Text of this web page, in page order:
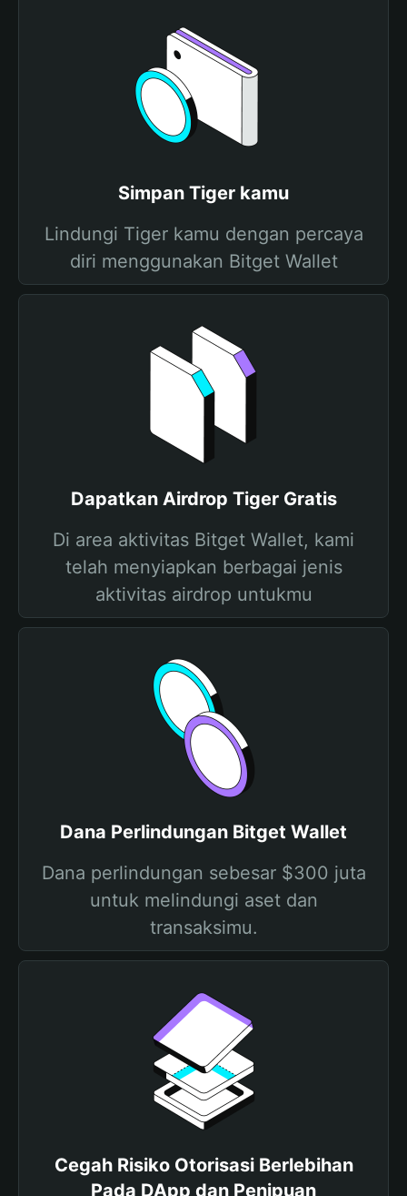
Simpan Tiger kamu
Lindungi Tiger kamu dengan percaya
diri menggunakan Bitget Wallet
Dapatkan Airdrop Tiger Gratis
Di area aktivitas Bitget Wallet, kami
telah menyiapkan berbagai jenis
aktivitas airdrop untukmu
Dana Perlindungan Bitget Wallet
Dana perlindungan sebesar $300 juta
untuk melindungi aset dan
transaksimu.
Cegah Risiko Otorisasi Berlebihan
Pada DApp dan Penipuan